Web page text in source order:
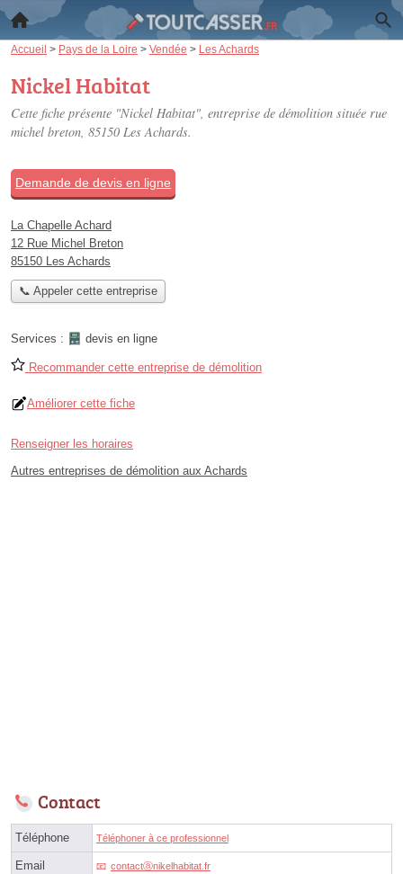
Accueil > Pays de la Loire > Vendée > Les Achards
Nickel Habitat
Cette fiche présente "Nickel Habitat", entreprise de démolition située rue
michel breton, 85150 Les Achards.
Demande de devis en ligne
La Chapelle Achard
12 Rue Michel Breton
85150 Les Achards
📞 Appeler cette entreprise
Services : devis en ligne
Recommander cette entreprise de démolition
Améliorer cette fiche
Renseigner les horaires
Autres entreprises de démolition aux Achards
Contact
Téléphone Téléphoner à ce professionnel
Email contactⓐnikelhabitat.fr